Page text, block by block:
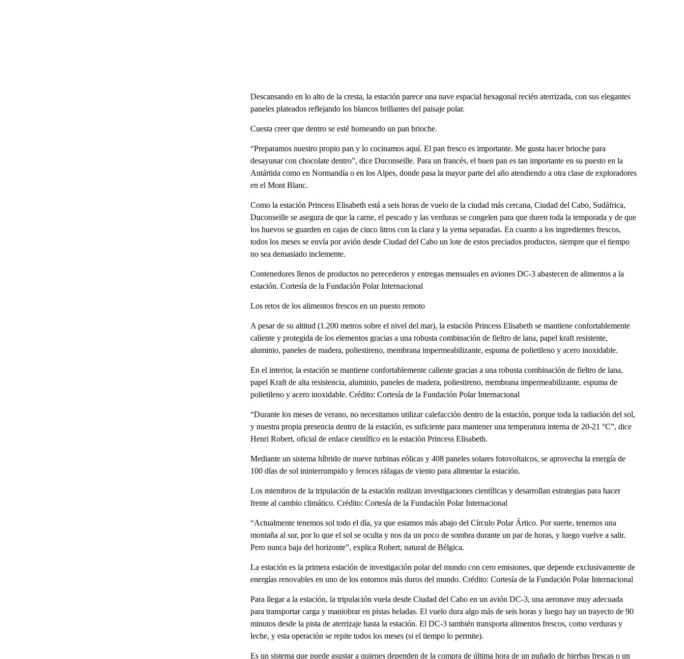
Descansando en lo alto de la cresta, la estación parece una nave espacial hexagonal recién aterrizada, con sus elegantes
paneles plateados reflejando los blancos brillantes del paisaje polar.
Cuesta creer que dentro se esté horneando un pan brioche.
“Preparamos nuestro propio pan y lo cocinamos aquí. El pan fresco es importante. Me gusta hacer brioche para
desayunar con chocolate dentro”, dice Duconseille. Para un francés, el buen pan es tan importante en su puesto en la
Antártida como en Normandía o en los Alpes, donde pasa la mayor parte del año atendiendo a otra clase de exploradores
en el Mont Blanc.
Como la estación Princess Elisabeth está a seis horas de vuelo de la ciudad más cercana, Ciudad del Cabo, Sudáfrica,
Duconseille se asegura de que la carne, el pescado y las verduras se congelen para que duren toda la temporada y de que
los huevos se guarden en cajas de cinco litros con la clara y la yema separadas. En cuanto a los ingredientes frescos,
todos los meses se envía por avión desde Ciudad del Cabo un lote de estos preciados productos, siempre que el tiempo
no sea demasiado inclemente.
Contenedores llenos de productos no perecederos y entregas mensuales en aviones DC-3 abastecen de alimentos a la
estación. Cortesía de la Fundación Polar Internacional
Los retos de los alimentos frescos en un puesto remoto
A pesar de su altitud (1.200 metros sobre el nivel del mar), la estación Princess Elisabeth se mantiene confortablemente
caliente y protegida de los elementos gracias a una robusta combinación de fieltro de lana, papel kraft resistente,
aluminio, paneles de madera, poliestireno, membrana impermeabilizante, espuma de polietileno y acero inoxidable.
En el interior, la estación se mantiene confortablemente caliente gracias a una robusta combinación de fieltro de lana,
papel Kraft de alta resistencia, aluminio, paneles de madera, poliestireno, membrana impermeabilizante, espuma de
polietileno y acero inoxidable. Crédito: Cortesía de la Fundación Polar Internacional
“Durante los meses de verano, no necesitamos utilizar calefacción dentro de la estación, porque toda la radiación del sol,
y nuestra propia presencia dentro de la estación, es suficiente para mantener una temperatura interna de 20-21 °C”, dice
Henri Robert, oficial de enlace científico en la estación Princess Elisabeth.
Mediante un sistema híbrido de nueve turbinas eólicas y 408 paneles solares fotovoltaicos, se aprovecha la energía de
100 días de sol ininterrumpido y feroces ráfagas de viento para alimentar la estación.
Los miembros de la tripulación de la estación realizan investigaciones científicas y desarrollan estrategias para hacer
frente al cambio climático. Crédito: Cortesía de la Fundación Polar Internacional
“Actualmente tenemos sol todo el día, ya que estamos más abajo del Círculo Polar Ártico. Por suerte, tenemos una
montaña al sur, por lo que el sol se oculta y nos da un poco de sombra durante un par de horas, y luego vuelve a salir.
Pero nunca baja del horizonte”, explica Robert, natural de Bélgica.
La estación es la primera estación de investigación polar del mundo con cero emisiones, que depende exclusivamente de
energías renovables en uno de los entornos más duros del mundo. Crédito: Cortesía de la Fundación Polar Internacional
Para llegar a la estación, la tripulación vuela desde Ciudad del Cabo en un avión DC-3, una aeronave muy adecuada
para transportar carga y maniobrar en pistas heladas. El vuelo dura algo más de seis horas y luego hay un trayecto de 90
minutos desde la pista de aterrizaje hasta la estación. El DC-3 también transporta alimentos frescos, como verduras y
leche, y esta operación se repite todos los meses (si el tiempo lo permite).
Es un sistema que puede asustar a quienes dependen de la compra de última hora de un puñado de hierbas frescas o un